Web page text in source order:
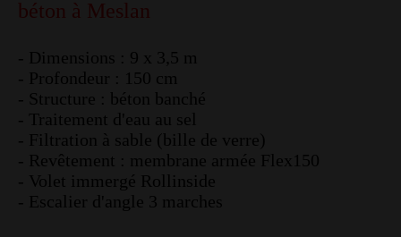
béton à Meslan
- Dimensions : 9 x 3,5 m
- Profondeur : 150 cm
- Structure : béton banché
- Traitement d'eau au sel
- Filtration à sable (bille de verre)
- Revêtement : membrane armée Flex150
- Volet immergé Rollinside
- Escalier d'angle 3 marches